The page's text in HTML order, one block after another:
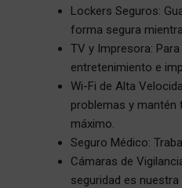
Lockers Seguros:
forma segura
TV y Impresora:
entretenimiento e
Wi-Fi de Alta
problemas y mantén
máximo.
Seguro Médico:
Cámaras de
seguridad es nuestra